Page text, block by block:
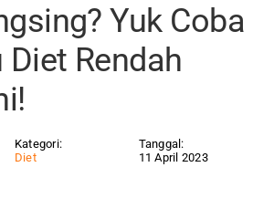
Yuk Coba
Rendah
Kategori:
Diet
Tanggal:
11 April 2023